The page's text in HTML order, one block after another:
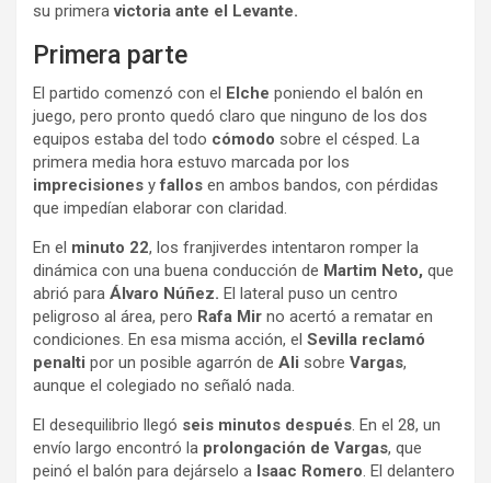
su primeravictoria ante el Levante.
Primera parte
El partido comenzó con el Elche poniendo el balón en
juego, pero pronto quedó claro que ninguno de los dos
equipos estaba del todo cómodo sobre el césped. La
primera media hora estuvo marcada por los
imprecisiones yfallos en ambos bandos, con pérdidas
que impedían elaborar con claridad.
En el minuto 22, los franjiverdes intentaron romper la
dinámica con una buena conducción de Martim Neto, que
abrió para Álvaro Núñez. El lateral puso un centro
peligroso al área, pero Rafa Mir no acertó a rematar en
condiciones. En esa misma acción, el Sevilla reclamó
penalti por un posible agarrón de Ali sobre Vargas,
aunque el colegiado no señaló nada.
El desequilibrio llegó seis minutos después. En el 28, un
envío largo encontró la prolongación de Vargas, que
peinó el balón para dejárselo a Isaac Romero. El delantero